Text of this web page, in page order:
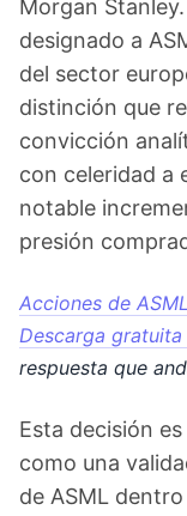
Morgan
designado a
del sector
distinción que
convicción
con celeridad a
notable
presión
Acciones de
Descarga
respuesta que
Esta decisión
como una
de ASML